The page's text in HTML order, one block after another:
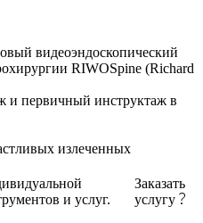
видеоэндоскопический
RIWOSpine (Richard
и первичный инструктаж в
излеченных
и услуг.
Заказать
услугу